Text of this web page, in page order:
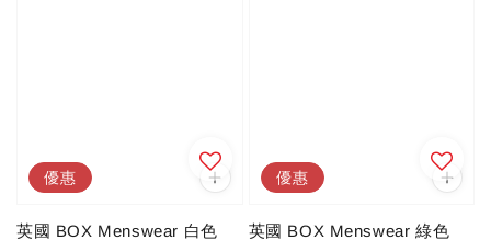
優惠
英國 BOX Menswear 白色
優惠
英國 BOX Menswear 綠色